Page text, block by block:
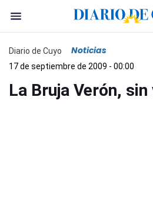
Diario de Cuyo Noticias
17 de septiembre de 2009 - 00:00
La Bruja Verón,